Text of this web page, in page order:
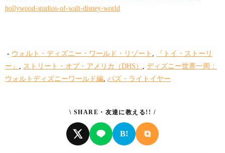
hollywood-studios-of-walt-disney-world
- ウォルト・ディズニー・ワールド・リゾート
『トイ・ストーリ
ー』
ストリート・オブ・アメリカ（DHS）
ディズニー世界一周：
ウォルトディズニーワールド編 バズ・ライトイヤー
\ SHARE・友達に教える!! /
B! ⧉